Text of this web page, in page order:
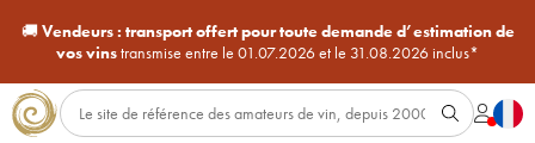
🚚Vendeurs : transport offert pour toute demande d’estimation de
vos vinstransmise entre le 01.07.2026 et le 31.08.2026 inclus*